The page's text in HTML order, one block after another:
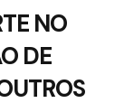
NO
DE